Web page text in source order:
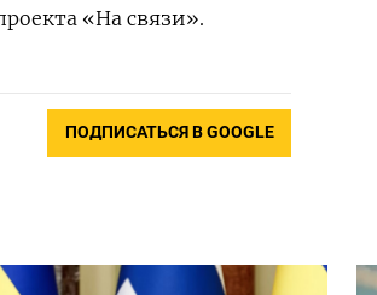
«На связи».
ПОДПИСАТЬСЯ В GOOGLE